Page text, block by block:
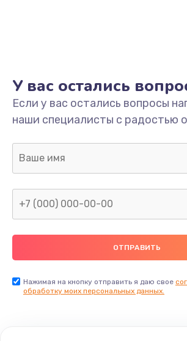
У вас остались
Если у вас остались вопросы
наши специалисты с радостью
Нажимая на кнопку отправить я даю свое
обработку моих персональных данных.